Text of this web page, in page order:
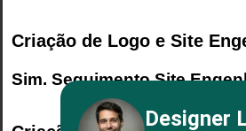
Criação de Logo e Site
Sim. SeguimentoSite
Designer